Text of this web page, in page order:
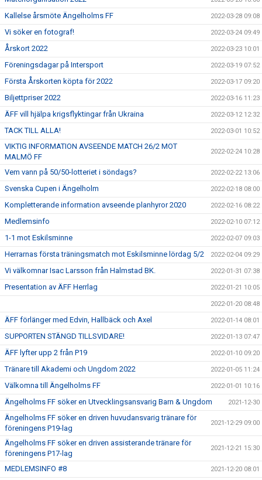
Kallelse årsmöte Ängelholms FF 2022-03-28 09:08
Vi söker en fotograf! 2022-03-24 09:49
Årskort 2022 2022-03-23 10:01
Föreningsdagar på Intersport 2022-03-19 07:52
Första Årskorten köpta för 2022 2022-03-17 09:20
Biljettpriser 2022 2022-03-16 11:23
ÄFF vill hjälpa krigsflyktingar från Ukraina 2022-03-12 12:32
TACK TILL ALLA! 2022-03-01 10:52
VIKTIG INFORMATION AVSEENDE MATCH 26/2 MOT
MALMÖ FF
2022-02-24 10:28
Vem vann på 50/50-lotteriet i söndags? 2022-02-22 13:06
Svenska Cupen i Ängelholm 2022-02-18 08:00
Kompletterande information avseende planhyror 2020 2022-02-16 08:22
Medlemsinfo 2022-02-10 07:12
1-1 mot Eskilsminne 2022-02-07 09:03
Herrarnas första träningsmatch mot Eskilsminne lördag 5/2 2022-02-04 09:29
Vi välkomnar Isac Larsson från Halmstad BK. 2022-01-31 07:38
Presentation av ÄFF Herrlag 2022-01-21 10:05
2022-01-20 08:48
ÄFF förlänger med Edvin, Hallbäck och Axel 2022-01-14 08:01
SUPPORTEN STÄNGD TILLSVIDARE! 2022-01-13 07:47
ÄFF lyfter upp 2 från P19 2022-01-10 09:20
Tränare till Akademi och Ungdom 2022 2022-01-05 11:24
Välkomna till Ängelholms FF 2022-01-01 10:16
Ängelholms FF söker en Utvecklingsansvarig Barn & Ungdom 2021-12-30
Ängelholms FF söker en driven huvudansvarig tränare för
föreningens P19-lag
2021-12-29 09:00
Ängelholms FF söker en driven assisterande tränare för
föreningens P17-lag
2021-12-21 15:30
MEDLEMSINFO #8 2021-12-20 08:01